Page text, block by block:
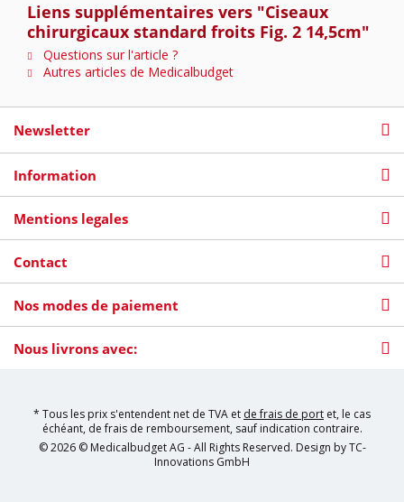
Liens supplémentaires vers "Ciseaux
chirurgicaux standard froits Fig. 2 14,5cm"
Questions sur l'article ?
Autres articles de Medicalbudget
Newsletter
Information
Mentions legales
Contact
Nos modes de paiement
Nous livrons avec:
* Tous les prix s'entendent net de TVA et de frais de port et, le cas
échéant, de frais de remboursement, sauf indication contraire.
© 2026 © Medicalbudget AG - All Rights Reserved. Design byTC-
Innovations GmbH